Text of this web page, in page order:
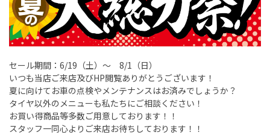
セール期間：6/19（土）～ 8/1（日）
いつも当店ご来店及びHP閲覧ありがとうございます！
夏に向けてお車の点検やメンテナンスはお済みでしょうか？
タイヤ以外のメニューも私たちにご相談ください！
お買い得商品等多数ご用意しております！！
スタッフ一同心よりご来店お待ちしております！！